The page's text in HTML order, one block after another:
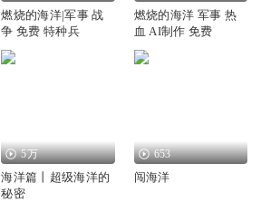
燃烧的海洋|军事 战
争 免费 特种兵
燃烧的海洋 军事 热
血 AI制作 免费
5万
海洋篇丨超级海洋的
秘密
653
闯海洋